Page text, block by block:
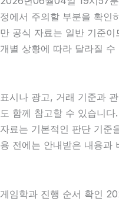
정에서 주의할 부분을 확인
만 공식 자료는 일반 기준
개별 상황에 따라 달라질 수
표시나 광고, 거래 기준과
도 함께 참고할 수 있습니
자료는 기본적인 판단 기준
용 전에는 안내받은 내용과
게임학과 진행 순서 확인